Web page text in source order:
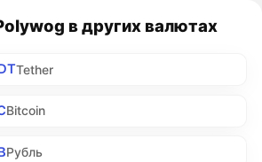
в других валютах
Tether
Bitcoin
Рубль